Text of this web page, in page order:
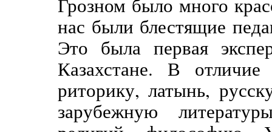
нас были блестящие
Это была первая
Казахстане. В
риторику, латынь,
зарубежную